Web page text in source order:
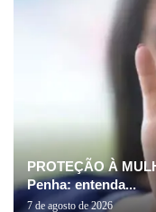
PROTEÇÃO À
Penha: entenda...
7 de agosto de 2026